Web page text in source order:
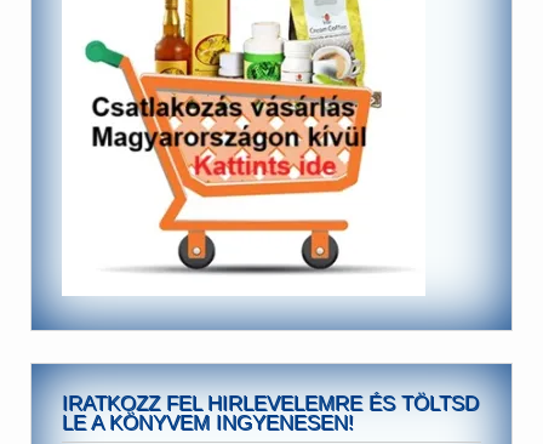
IRATKOZZ FEL HIRLEVELEMRE ÉS TÖLTSD
LE A KÖNYVEM INGYENESEN!